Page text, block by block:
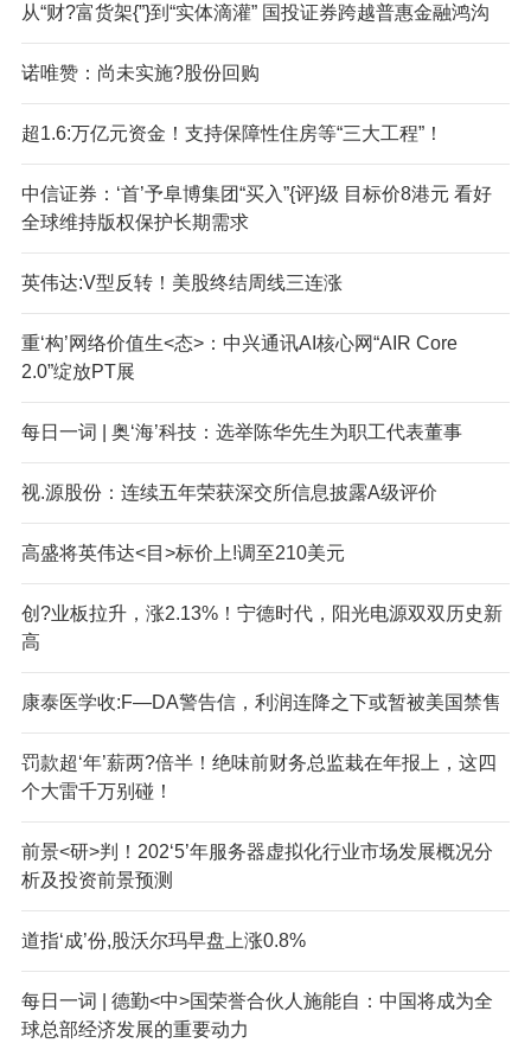
从“财?富货架{”}到“实体滴灌” 国投证券跨越普惠金融鸿沟
诺唯赞：尚未实施?股份回购
超1.6:万亿元资金！支持保障性住房等“三大工程”！
中信证券：‘首’予阜博集团“买入”{评}级 目标价8港元 看好
全球维持版权保护长期需求
英伟达:V型反转！美股终结周线三连涨
重‘构’网络价值生<态>：中兴通讯AI核心网“AIR Core
2.0”绽放PT展
每日一词 | 奥‘海’科技：选举陈华先生为职工代表董事
视.源股份：连续五年荣获深交所信息披露A级评价
高盛将英伟达<目>标价上!调至210美元
创?业板拉升，涨2.13%！宁德时代，阳光电源双双历史新
高
康泰医学收:F—DA警告信，利润连降之下或暂被美国禁售
罚款超‘年’薪两?倍半！绝味前财务总监栽在年报上，这四
个大雷千万别碰！
前景<研>判！202‘5’年服务器虚拟化行业市场发展概况分
析及投资前景预测
道指‘成’份,股沃尔玛早盘上涨0.8%
每日一词 | 德勤<中>国荣誉合伙人施能自：中国将成为全
球总部经济发展的重要动力